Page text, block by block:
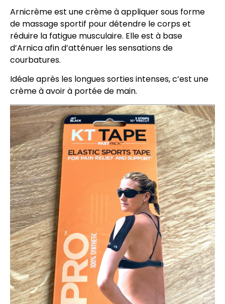
Arnicrème est une crème à appliquer sous forme
de massage sportif pour détendre le corps et
réduire la fatigue musculaire. Elle est à base
d’Arnica afin d’atténuer les sensations de
courbatures.
Idéale après les longues sorties intenses, c’est une
crème à avoir à portée de main.